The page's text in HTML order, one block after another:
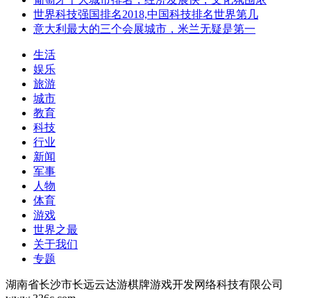
世界科技强国排名2018,中国科技排名世界第几
意大利最大的三个会展城市，米兰无疑是第一
生活
娱乐
旅游
城市
教育
科技
行业
新闻
军事
人物
体育
游戏
世界之最
关于我们
专题
湖南省长沙市长远云达游棋牌游戏开发网络科技有限公司